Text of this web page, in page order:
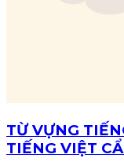
TỪ VỰNG
TIẾNG VIỆT